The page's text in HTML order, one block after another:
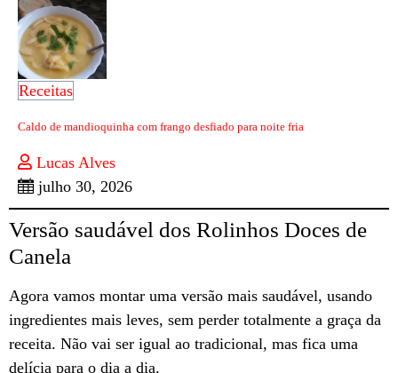
Receitas
Caldo de mandioquinha com frango desfiado para noite fria
Lucas Alves
julho 30, 2026
Versão saudável dos Rolinhos Doces de
Canela
Agora vamos montar uma versão mais saudável, usando
ingredientes mais leves, sem perder totalmente a graça da
receita. Não vai ser igual ao tradicional, mas fica uma
delícia para o dia a dia.